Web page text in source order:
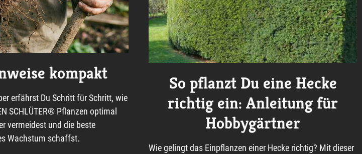
kompakt
erfährst Du Schritt für Schritt, wie
SCHLÜTER® Pflanzen optimal
vermeidest und die beste
Wachstum schaffst.
So pflanzt Du eine Hecke
richtig ein: Anleitung für
Hobbygärtner
Wie gelingt das Einpflanzen einer Hecke richtig? Mit dieser